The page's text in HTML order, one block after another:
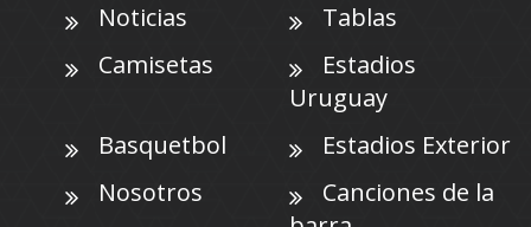
Noticias
Tablas
Camisetas
Estadios
Uruguay
Basquetbol
Estadios Exterior
Nosotros
Canciones de la